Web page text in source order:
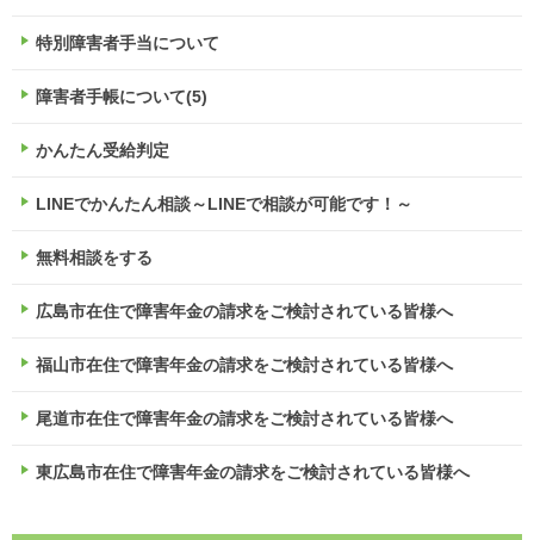
特別障害者手当について
障害者手帳について(5)
かんたん受給判定
LINEでかんたん相談～LINEで相談が可能です！～
無料相談をする
広島市在住で障害年金の請求をご検討されている皆様へ
福山市在住で障害年金の請求をご検討されている皆様へ
尾道市在住で障害年金の請求をご検討されている皆様へ
東広島市在住で障害年金の請求をご検討されている皆様へ